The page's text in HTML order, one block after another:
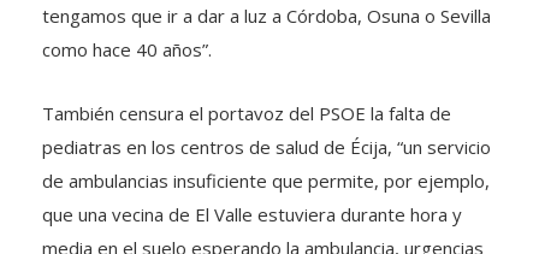
tengamos que ir a dar a luz a Córdoba, Osuna o Sevilla
como hace 40 años”.
También censura el portavoz del PSOE la falta de
pediatras en los centros de salud de Écija, “un servicio
de ambulancias insuficiente que permite, por ejemplo,
que una vecina de El Valle estuviera durante hora y
media en el suelo esperando la ambulancia, urgencias